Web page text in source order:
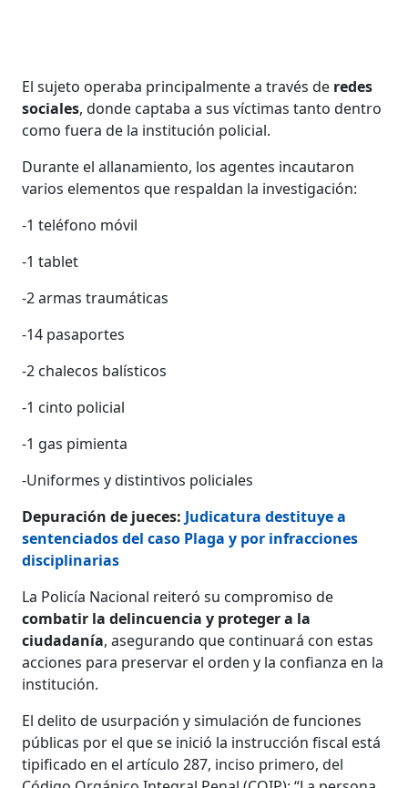
El sujeto operaba principalmente a través de redes
sociales, donde captaba a sus víctimas tanto dentro
como fuera de la institución policial.
Durante el allanamiento, los agentes incautaron
varios elementos que respaldan la investigación:
-1 teléfono móvil
-1 tablet
-2 armas traumáticas
-14 pasaportes
-2 chalecos balísticos
-1 cinto policial
-1 gas pimienta
-Uniformes y distintivos policiales
Depuración de jueces: Judicatura destituye a
sentenciados del caso Plaga y por infracciones
disciplinarias
La Policía Nacional reiteró su compromiso de
combatir la delincuencia y proteger a la
ciudadanía, asegurando que continuará con estas
acciones para preservar el orden y la confianza en la
institución.
El delito de usurpación y simulación de funciones
públicas por el que se inició la instrucción fiscal está
tipificado en el artículo 287, inciso primero, del